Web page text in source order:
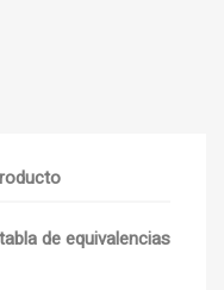
de equivalencias